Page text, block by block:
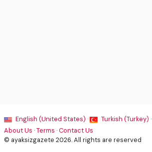
English (United States) ·
Turkish (Turkey) ·
About Us ·Terms ·Contact Us
© ayaksizgazete 2026. All rights are reserved